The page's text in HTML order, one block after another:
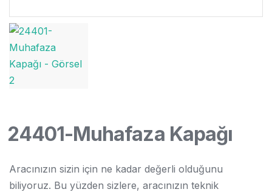
24401-Muhafaza Kapağı
Aracınızın sizin için ne kadar değerli olduğunu
biliyoruz. Bu yüzden sizlere, aracınızın teknik